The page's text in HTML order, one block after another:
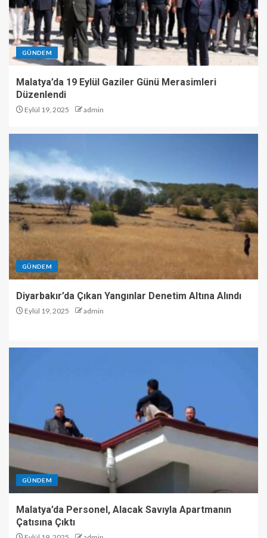
GÜNDEM
Malatya’da 19 Eylül Gaziler Günü Merasimleri
Düzenlendi
Eylül 19, 2025 admin
GÜNDEM
Diyarbakır’da Çıkan Yangınlar Denetim Altına Alındı
Eylül 19, 2025 admin
GÜNDEM
Malatya’da Personel, Alacak Savıyla Apartmanın
Çatısına Çıktı